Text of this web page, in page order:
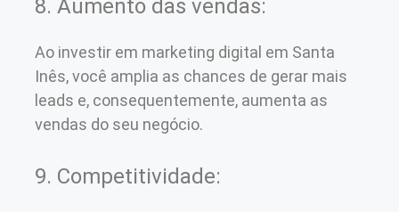
8. Aumento das vendas:
Ao investir em marketing digital em Santa
Inês, você amplia as chances de gerar mais
leads e, consequentemente, aumenta as
vendas do seu negócio.
9. Competitividade: